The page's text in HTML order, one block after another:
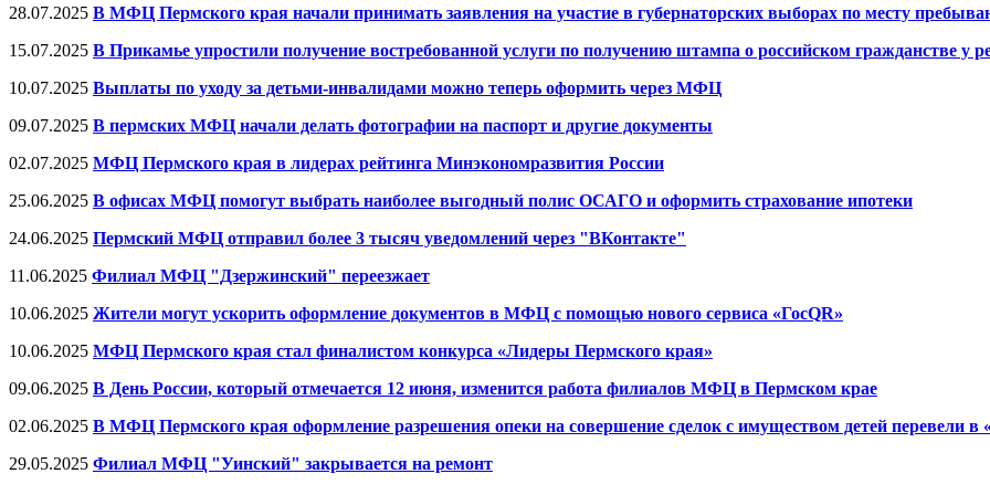
28.07.2025 В МФЦ Пермского края начали принимать заявления на участие в губернаторских выборах по месту
15.07.2025 В Прикамье упростили получение востребованной услуги по получению штампа о российском гражданстве у
10.07.2025 Выплаты по уходу за детьми-инвалидами можно теперь оформить через МФЦ
09.07.2025 В пермских МФЦ начали делать фотографии на паспорт и другие документы
02.07.2025 МФЦ Пермского края в лидерах рейтинга Минэкономразвития России
25.06.2025 В офисах МФЦ помогут выбрать наиболее выгодный полис ОСАГО и оформить страхование ипотеки
24.06.2025 Пермский МФЦ отправил более 3 тысяч уведомлений через "ВКонтакте"
11.06.2025 Филиал МФЦ "Дзержинский" переезжает
10.06.2025 Жители могут ускорить оформление документов в МФЦ с помощью нового сервиса «ГосQR»
10.06.2025 МФЦ Пермского края стал финалистом конкурса «Лидеры Пермского края»
09.06.2025 В День России, который отмечается 12 июня, изменится работа филиалов МФЦ в Пермском крае
02.06.2025 В МФЦ Пермского края оформление разрешения опеки на совершение сделок с имуществом детей перевели в
29.05.2025 Филиал МФЦ "Уинский" закрывается на ремонт